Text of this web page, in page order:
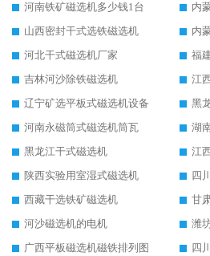
河南铁矿磁选机多少钱1台
内
山西密封干式选铁磁选机
河北干式磁选机厂家
福
吉林河沙除铁磁选机
江
辽宁矿选平板式磁选机设备
黑
河南永磁筒式磁选机筒瓦
湖
黑龙江干式磁选机
江
陕西实验用室湿式磁选机
四
西藏干选铁矿磁选机
甘
河沙磁选机的电机
潍
广西平板磁选机磁铁排列图
四